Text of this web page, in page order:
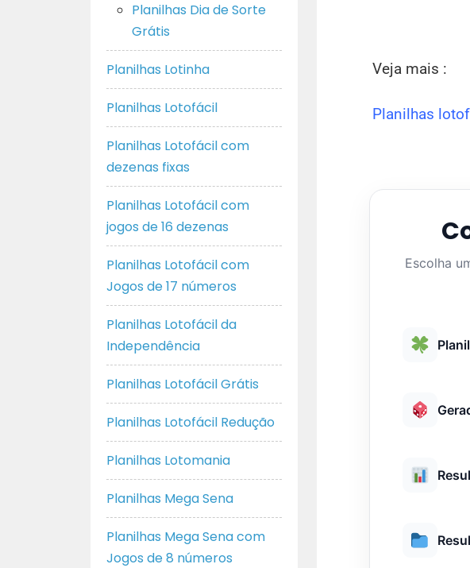
Veja mais :
Planilhas
Escolha
Planilhas Dia de Sorte
Grátis
Planilhas Lotinha
Planilhas Lotofácil
Planilhas Lotofácil com
dezenas fixas
Planilhas Lotofácil com
jogos de 16 dezenas
Planilhas Lotofácil com
Jogos de 17 números
Planilhas Lotofácil da
Independência
Planilhas Lotofácil Grátis
Planilhas Lotofácil Redução
Planilhas Lotomania
Planilhas Mega Sena
Planilhas Mega Sena com
Jogos de 8 números